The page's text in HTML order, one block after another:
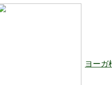
ヨーガ